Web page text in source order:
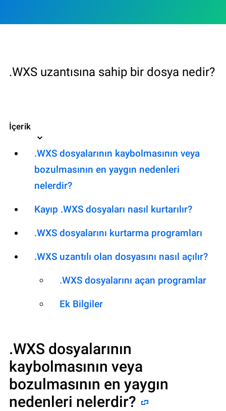
.WXS uzantısına sahip bir dosya nedir?
İçerik
.WXS dosyalarının kaybolmasının veya
bozulmasının en yaygın nedenleri
nelerdir?
Kayıp .WXS dosyaları nasıl kurtarılır?
.WXS dosyalarını kurtarma programları
.WXS uzantılı olan dosyasını nasıl açılır?
.WXS dosyalarını açan programlar
Ek Bilgiler
.WXS dosyalarının
kaybolmasının veya
bozulmasının en yaygın
nedenleri nelerdir?